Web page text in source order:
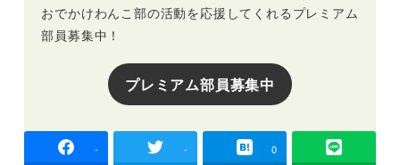
おでかけわんこ部の活動を応援してくれるプレミアム
部員募集中！
プレミアム部員募集中
- - 0